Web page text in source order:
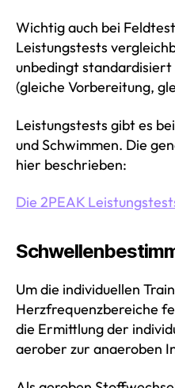
Wichtig auch bei
Leistungstests
unbedingt
(gleiche Vorbereitung,
Leistungstests gibt es
und Schwimmen. Die
hier beschrieben:
Die 2PEAK
Um die individuellen
Herzfrequenzbereiche
die Ermittlung der
aerober zur anaeroben